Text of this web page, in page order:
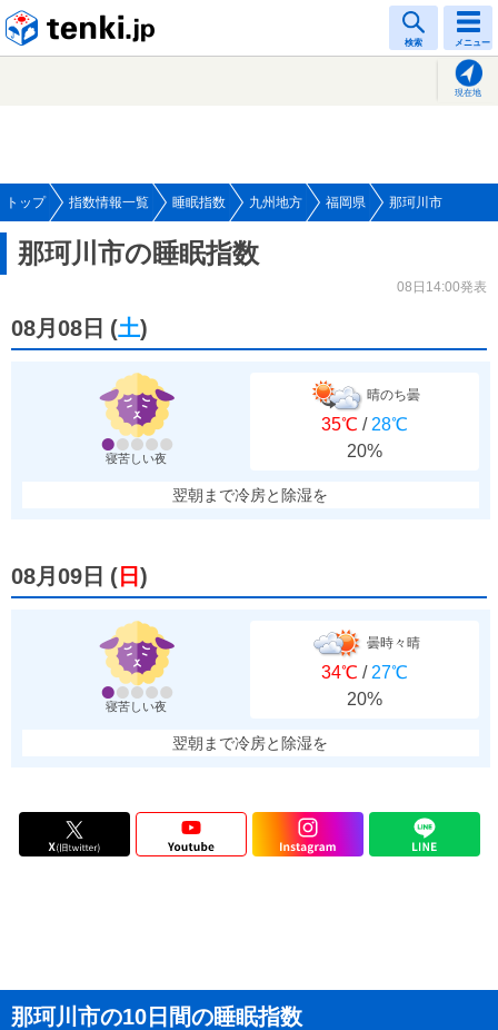
検索 メニュー
現在地
トップ 指数情報一覧 睡眠指数 九州地方 福岡県 那珂川市
那珂川市の睡眠指数
08日14:00発表
08月08日 (土)
寝苦しい夜
晴のち曇
35℃ / 28℃
20%
翌朝まで冷房と除湿を
08月09日 ( 日 )
寝苦しい夜
曇時々晴
34℃ / 27℃
20%
翌朝まで冷房と除湿を
那珂川市の10日間の睡眠指数